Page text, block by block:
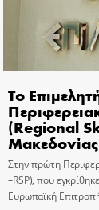
Το
(Regional
Μακεδονίας
Στην πρώτη
–RSP), που
Ευρωπαϊκή